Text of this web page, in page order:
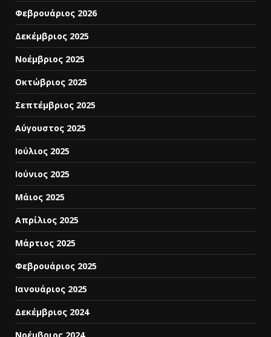
Φεβρουάριος 2026
Δεκέμβριος 2025
Νοέμβριος 2025
Οκτώβριος 2025
Σεπτέμβριος 2025
Αύγουστος 2025
Ιούλιος 2025
Ιούνιος 2025
Μάιος 2025
Απρίλιος 2025
Μάρτιος 2025
Φεβρουάριος 2025
Ιανουάριος 2025
Δεκέμβριος 2024